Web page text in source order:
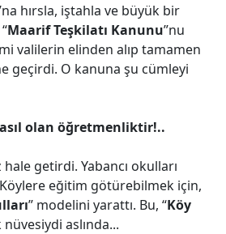
hırsla, iştahla ve büyük bir
Maarif Teşkilatı Kanunu”nu
valilerin elinden alıp tamamen
geçirdi. O kanuna şu cümleyi
olan öğretmenliktir!..
getirdi. Yabancı okulları
eğitim götürebilmek için,
” modelini yarattı. Bu, “Köy
aslında...